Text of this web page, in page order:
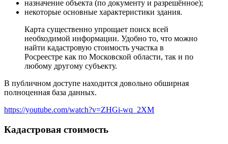
назначение объекта (по документу и разрешённое);
некоторые основные характеристики здания.
Карта существенно упрощает поиск всей
необходимой информации. Удобно то, что можно
найти кадастровую стоимость участка в
Росреестре как по Московской области, так и по
любому другому субъекту.
В публичном доступе находится довольно обширная
полноценная база данных.
https://youtube.com/watch?v=ZHGi-wq_2XM
Кадастровая стоимость